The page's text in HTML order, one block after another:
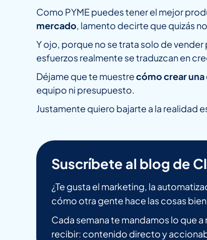
Como PYME puedes tener el mejor
mercado, lamento decirte que quizás
Y ojo, porque no se trata solo de vender
esfuerzos realmente se traduzcan en
Déjame que te muestrecómo crear
equipo ni presupuesto.
Justamente quiero bajarte a la realidad
Suscríbete al blog de
¿Te gusta el marketing, la
cómo otra gente hace las cosas
Cada semana te mandamos lo que
recibir: contenido directo y